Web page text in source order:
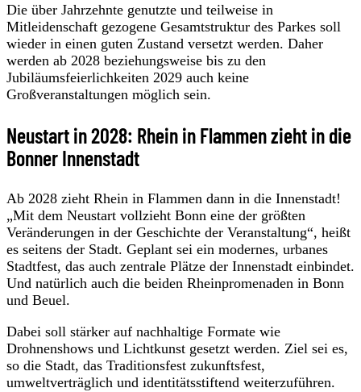
Die über Jahrzehnte genutzte und teilweise in
Mitleidenschaft gezogene Gesamtstruktur des Parkes soll
wieder in einen guten Zustand versetzt werden. Daher
werden ab 2028 beziehungsweise bis zu den
Jubiläumsfeierlichkeiten 2029 auch keine
Großveranstaltungen möglich sein.
Neustart in 2028: Rhein in Flammen zieht in die
Bonner Innenstadt
Ab 2028 zieht Rhein in Flammen dann in die Innenstadt!
„Mit dem Neustart vollzieht Bonn eine der größten
Veränderungen in der Geschichte der Veranstaltung“, heißt
es seitens der Stadt. Geplant sei ein modernes, urbanes
Stadtfest, das auch zentrale Plätze der Innenstadt einbindet.
Und natürlich auch die beiden Rheinpromenaden in Bonn
und Beuel.
Dabei soll stärker auf nachhaltige Formate wie
Drohnenshows und Lichtkunst gesetzt werden. Ziel sei es,
so die Stadt, das Traditionsfest zukunftsfest,
umweltverträglich und identitätsstiftend weiterzuführen.